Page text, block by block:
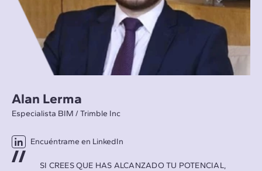
Alan Lerma
Especialista BIM / Trimble Inc
Encuéntrame en LinkedIn
SI CREES QUE HAS ALCANZADO TU POTENCIAL,